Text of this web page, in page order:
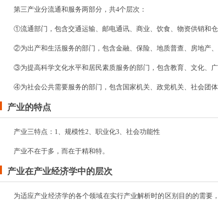
第三产业分流通和服务两部分，共4个层次：
①流通部门，包含交通运输、邮电通讯、商业、饮食、物资供销和
②为出产和生活服务的部门，包含金融、保险、地质普查、房地产
③为提高科学文化水平和居民素质服务的部门，包含教育、文化、
④为社会公共需要服务的部门，包含国家机关、政党机关、社会团
产业的特点
产业三特点：1、规模性2、职业化3、社会功能性
产业不在于多，而在于精和特。
产业在产业经济学中的层次
为适应产业经济学的各个领域在实行产业解析时的区别目的的需